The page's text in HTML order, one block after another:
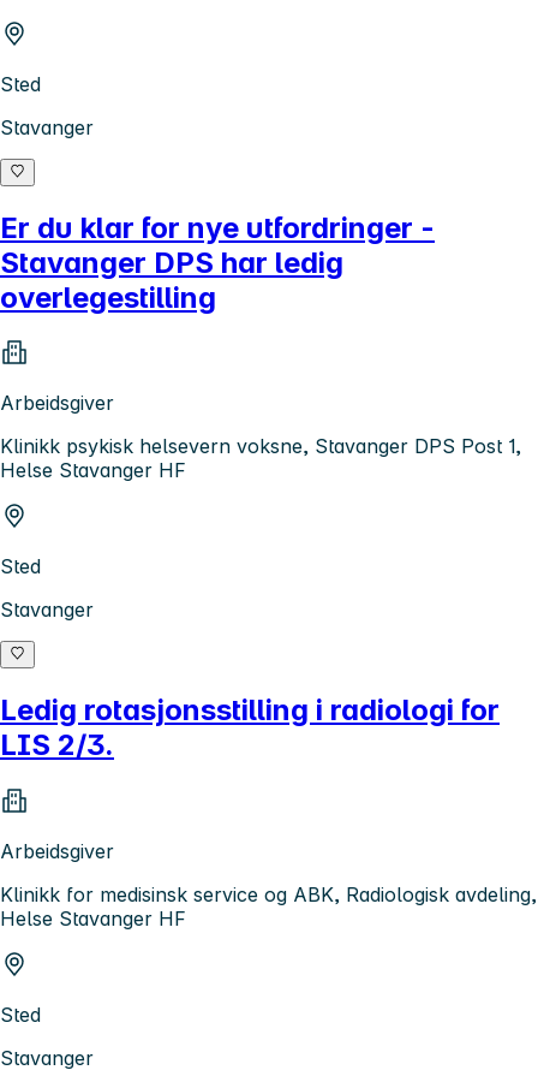
Sted
Stavanger
Er du klar for nye utfordringer -
Stavanger DPS har ledig
overlegestilling
Arbeidsgiver
Klinikk psykisk helsevern voksne, Stavanger DPS Post 1,
Helse Stavanger HF
Sted
Stavanger
Ledig rotasjonsstilling i radiologi for
LIS 2/3.
Arbeidsgiver
Klinikk for medisinsk service og ABK, Radiologisk avdeling,
Helse Stavanger HF
Sted
Stavanger